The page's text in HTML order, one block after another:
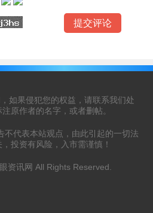
如果侵犯您的权益，请联系我们处
原作者的名字，或者删帖。
不代表本站观点，由此引起的一切法
投资有风险，入市需谨慎！
资讯网 All Rights Reserved.